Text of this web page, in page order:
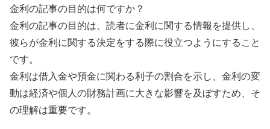
金利の記事の目的は何ですか？
金利の記事の目的は、読者に金利に関する情報を提供し、
彼らが金利に関する決定をする際に役立つようにすること
です。
金利は借入金や預金に関わる利子の割合を示し、金利の変
動は経済や個人の財務計画に大きな影響を及ぼすため、そ
の理解は重要です。